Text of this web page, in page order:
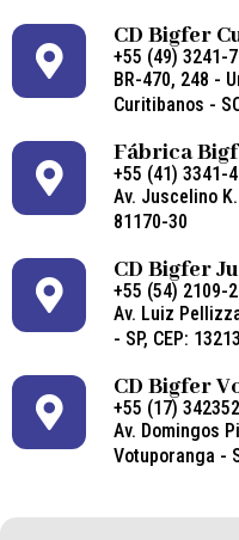
CD Bigfer
+55 (49) 3241-
BR-470, 248 -
Curitibanos -
Fábrica
+55 (41) 3341-
Av. Juscelino
81170-30
CD Bigfer
+55 (54) 2109-
Av. Luiz
- SP, CEP:
CD Bigfer
+55 (17)
Av. Domingos
Votuporanga -